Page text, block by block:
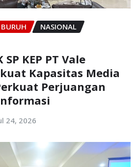
BURUH
NASIONAL
KEP PT Vale
Kapasitas Media
Perjuangan
24, 2026